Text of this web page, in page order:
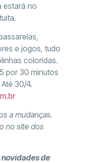
estará no
e jogos, tudo
coloridas.
por 30 minutos
30/4.
a mudanças.
no site dos
novidades de